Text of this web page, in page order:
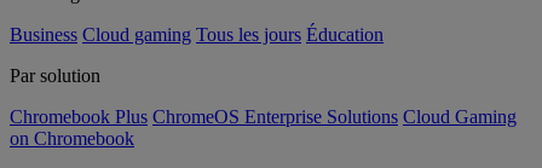
Business Cloud gaming Tous les jours Éducation
Par solution
Chromebook Plus ChromeOS Enterprise Solutions Cloud Gaming
on Chromebook